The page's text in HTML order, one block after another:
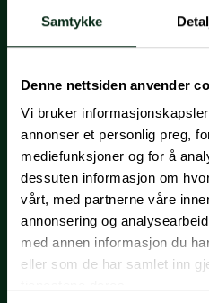
Samtykke
Denne nettsiden anvender
Vi bruker
annonser et personlig preg,
mediefunksjoner og for å
dessuten informasjon om
vårt, med partnerne våre
annonsering og
med annen informasjon du
eller som de har samlet inn
cowork -
Lilleaker
Fasiliteter
Aircondition,